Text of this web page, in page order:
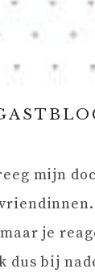
mijn
je
dus bij